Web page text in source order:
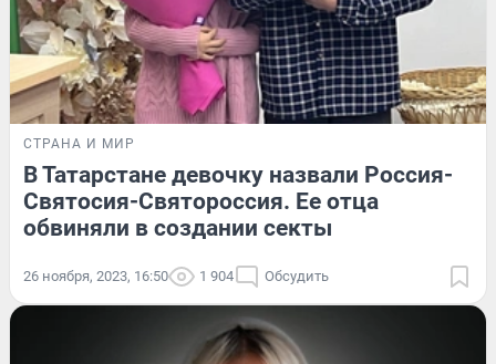
СТРАНА И МИР
В Татарстане девочку назвали Россия-
Святосия-Святороссия. Ее отца
обвиняли в создании секты
26 ноября, 2023, 16:50 1 904 Обсудить